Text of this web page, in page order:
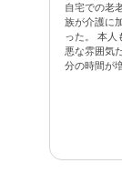
自宅での老
族が介護に
った。 本人
悪な雰囲気
分の時間が